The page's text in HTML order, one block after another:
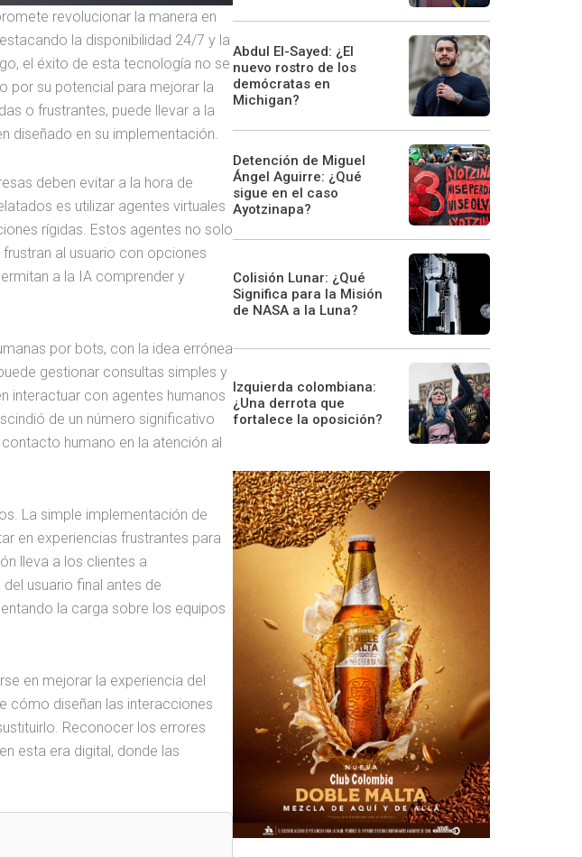
revolucionar la manera en
la disponibilidad 24/7 y la
el éxito de esta tecnología no se
por su potencial para mejorar la
o frustrantes, puede llevar a la
diseñado en su implementación.
deben evitar a la hora de
es utilizar agentes virtuales
rígidas. Estos agentes no solo
al usuario con opciones
a la IA comprender y
por bots, con la idea errónea
gestionar consultas simples y
interactuar con agentes humanos
de un número significativo
humano en la atención al
La simple implementación de
en experiencias frustrantes para
lleva a los clientes a
usuario final antes de
la carga sobre los equipos
en mejorar la experiencia del
cómo diseñan las interacciones
Reconocer los errores
esta era digital, donde las
Abdul El-Sayed: ¿El
nuevo rostro de los
demócratas en
Michigan?
Detención de Miguel
Ángel Aguirre: ¿Qué
sigue en el caso
Ayotzinapa?
Colisión Lunar: ¿Qué
Significa para la Misión
de NASA a la Luna?
Izquierda colombiana:
¿Una derrota que
fortalece la oposición?